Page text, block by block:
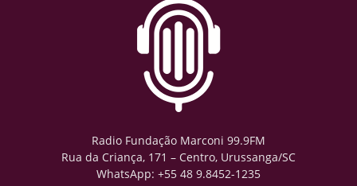
Radio Fundação Marconi 99.9FM
Rua da Criança, 171 – Centro, Urussanga/SC
WhatsApp: +55 48 9.8452-1235